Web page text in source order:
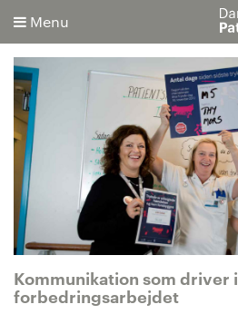
Menu
Søg
Avanceret søgning
Kommunikation som driver i
forbedringsarbejdet